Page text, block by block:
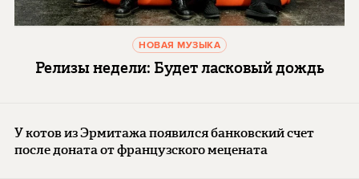
НОВАЯ МУЗЫКА
Релизы недели: Будет ласковый дождь
У котов из Эрмитажа появился банковский счет
после доната от французского мецената